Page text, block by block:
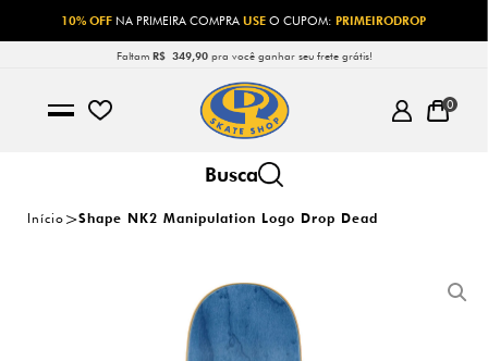
10% OFF NA PRIMEIRA COMPRAUSEO CUPOM:PRIMEIRODROP
Faltam R$ 349,90pra você ganhar seu frete grátis!
0
Início Shape NK2 Manipulation Logo Drop Dead